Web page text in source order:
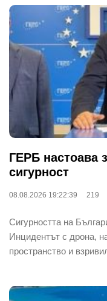
ГЕРБ настоава
сигурност
08.08.2026 19:22:39 219
Сигурността на
Инцидентът с дрона,
пространство и